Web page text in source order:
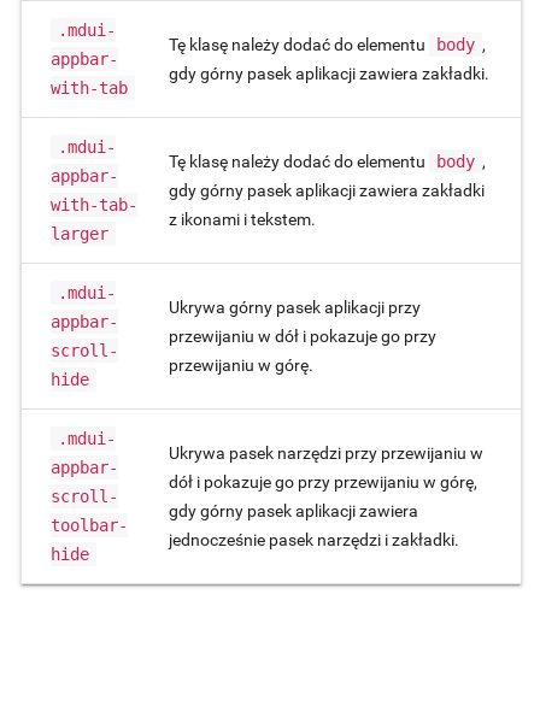
.mdui-
appbar-
with-tab
Tę klasę należy dodać do elementu body ,
gdy górny pasek aplikacji zawiera zakładki.
.mdui-
appbar-
with-tab-
larger
Tę klasę należy dodać do elementu body ,
gdy górny pasek aplikacji zawiera zakładki
z ikonami i tekstem.
.mdui-
appbar-
scroll-
hide
Ukrywa górny pasek aplikacji przy
przewijaniu w dół i pokazuje go przy
przewijaniu w górę.
.mdui-
appbar-
scroll-
toolbar-
hide
Ukrywa pasek narzędzi przy przewijaniu w
dół i pokazuje go przy przewijaniu w górę,
gdy górny pasek aplikacji zawiera
jednocześnie pasek narzędzi i zakładki.